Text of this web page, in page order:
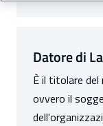
Datore di
È il titolare
ovvero il